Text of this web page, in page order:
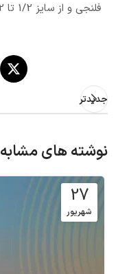
فلنجی و از سایز 1/2 تا 2 اینچ عرضه می شوند.
جدیدتر
نوشته های مشابه
27
شهریور